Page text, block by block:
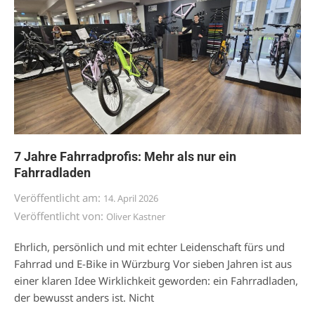
7 Jahre Fahrradprofis: Mehr als nur ein
Fahrradladen
Veröffentlicht am: 14. April 2026
Veröffentlicht von: Oliver Kastner
Ehrlich, persönlich und mit echter Leidenschaft fürs und
Fahrrad und E-Bike in Würzburg Vor sieben Jahren ist aus
einer klaren Idee Wirklichkeit geworden: ein Fahrradladen,
der bewusst anders ist. Nicht